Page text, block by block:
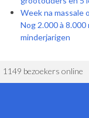
Week na massale
Nog 2.000 à
minderjarigen
1149 bezoekers online